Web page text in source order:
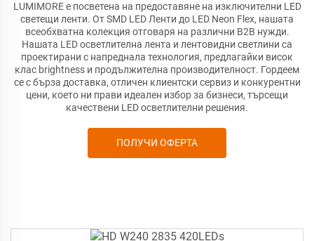
LUMIMORE е посветена на предоставяне на изключителни LED
светещи ленти. От SMD LED Ленти до LED Neon Flex, нашата
всеобхватна колекция отговаря на различни B2B нужди.
Нашата LED осветлителна лента и лентовидни светлини са
проектирани с напреднала технология, предлагайки висок
клас brightness и продължителна производителност. Гордеем
се с бърза доставка, отличен клиентски сервиз и конкурентни
цени, което ни прави идеален избор за бизнеси, търсещи
качествени LED осветлителни решения.
ПОЛУЧИ ОФЕРТА